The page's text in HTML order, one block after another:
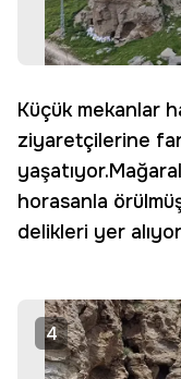
Küçük mekanlar
ziyaretçilerine
horasanla
delikleri yer
4